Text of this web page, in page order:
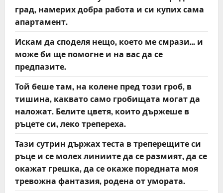
град, намерих добра работа и си купих сама
апартамент.
Искам да споделя нещо, което ме смрази… и
може би ще помогне и на вас да се
предпазите.
Той беше там, на колене пред този гроб, в
тишина, каквато само гробищата могат да
наложат. Белите цветя, които държеше в
ръцете си, леко трепереха.
Тази сутрин държах теста в треперещите си
ръце и се молех линиите да се размият, да се
окажат грешка, да се окаже поредната моя
тревожна фантазия, родена от умората.